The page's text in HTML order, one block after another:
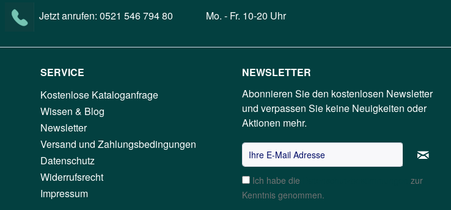
Jetzt anrufen: 0521 546 794 80 Mo. - Fr. 10-20 Uhr
SERVICE
Kostenlose Kataloganfrage
Wissen & Blog
Newsletter
Versand und Zahlungsbedingungen
Datenschutz
Widerrufsrecht
Impressum
NEWSLETTER
Abonnieren Sie den kostenlosen Newsletter
und verpassen Sie keine Neuigkeiten oder
Aktionen mehr.
Ich habe die
zur
Kenntnis genommen.